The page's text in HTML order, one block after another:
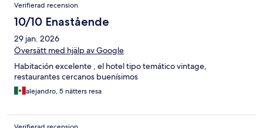
Verifierad recension
10/10 Enastående
29 jan. 2026
Översätt med hjälp av Google
Habitación excelente , el hotel tipo temático vintage,
restaurantes cercanos buenísimos
alejandro, 5 nätters resa